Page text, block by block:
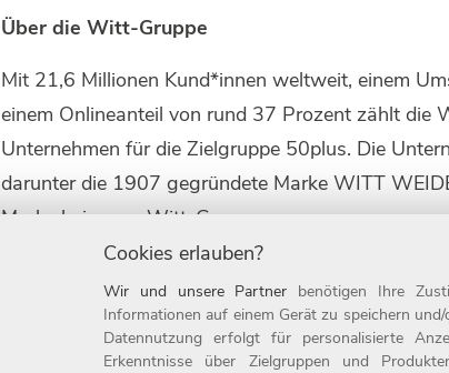
Über die Witt-Gruppe
Mit 21,6 Millionen Kund*innen weltweit, einem
einem Onlineanteil von rund 37 Prozent zählt die
Unternehmen für die Zielgruppe 50plus. Die
darunter die 1907 gegründete Marke WITT
Marke heine zur Witt-Gruppe.
auch einer der beliebtesten Deutschlands: 2022
Arbeitgeber ausgezeichnet. Seit 1987 ist das
Cookies erlauben?
Wir und unsere Partner benötigen Ihre
Informationen auf einem Gerät zu speichern
Datennutzung erfolgt für personalisierte
Erkenntnisse über Zielgruppen und